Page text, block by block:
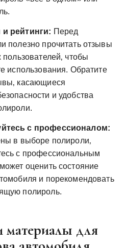
рейтинги: Перед
полезно прочитать отзывы
пользователей‚ чтобы
использования. Обратите
касающиеся
и удобства
с профессионалом:
в выборе полироли‚
с профессиональным
оценить состояние
и порекомендовать
полироль.
для